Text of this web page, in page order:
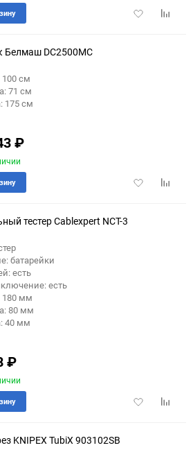
Добавить
Белмаш DC2500MC
см
71 см
175 см
₽
Добавить
тестер Cablexpert NCT-3
батарейки
есть
есть
мм
80 мм
40 мм
₽
Добавить
KNIPEX TubiX 903102SB